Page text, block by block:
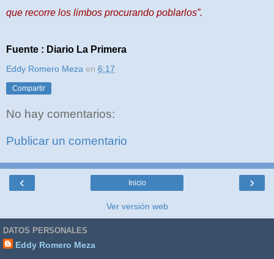
que recorre los limbos procurando poblarlos”.
Fuente : Diario La Primera
Eddy Romero Meza en 6:17
Compartir
No hay comentarios:
Publicar un comentario
‹ ›
Inicio
Ver versión web
DATOS PERSONALES
Eddy Romero Meza